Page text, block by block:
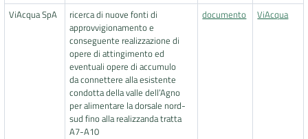
ViAcqua SpA
ricerca di nuove fonti di
approvvigionamento e
conseguente realizzazione di
opere di attingimento ed
eventuali opere di accumulo
da connettere alla esistente
condotta della valle dell’Agno
per alimentare la dorsale nord-
sud fino alla realizzanda tratta
A7-A10
documento ViAcqua